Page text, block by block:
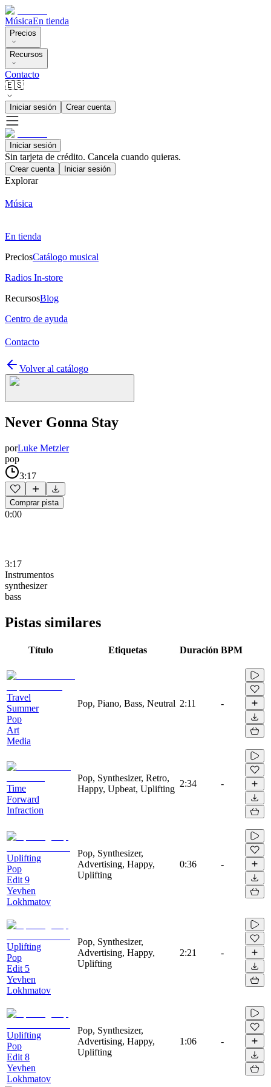
MúsicaEn tienda
Precios
Recursos
Contacto
🇪🇸
Iniciar sesión Crear cuenta
Iniciar sesión
Sin tarjeta de crédito. Cancela cuando quieras.
Crear cuenta Iniciar sesión
Explorar
Música
En tienda
PreciosCatálogo musical
Radios In-store
RecursosBlog
Centro de ayuda
Contacto
Volver al catálogo
Never Gonna Stay
porLuke Metzler
pop
3:17
Comprar pista
0:00
3:17
Instrumentos
synthesizer
bass
Pistas similares
Título Etiquetas Duración BPM
Travel
Summer
Pop
Art
Media
Pop, Piano, Bass, Neutral 2:11 -
Time
Forward
Infraction
Pop, Synthesizer, Retro,
Happy, Upbeat, Uplifting
2:34 -
Uplifting
Pop
Edit 9
Yevhen
Lokhmatov
Pop, Synthesizer,
Advertising, Happy,
Uplifting
0:36 -
Uplifting
Pop
Edit 5
Yevhen
Lokhmatov
Pop, Synthesizer,
Advertising, Happy,
Uplifting
2:21 -
Uplifting
Pop
Edit 8
Yevhen
Lokhmatov
Pop, Synthesizer,
Advertising, Happy,
Uplifting
1:06 -